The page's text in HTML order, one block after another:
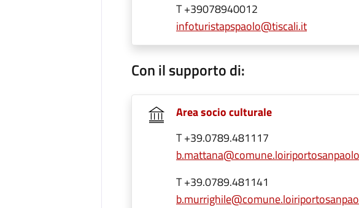
T +39078940012
infoturistapspaolo@tiscali.it
Con il supporto di:
Area socio culturale
T +39.0789.481117
T +39.0789.481141